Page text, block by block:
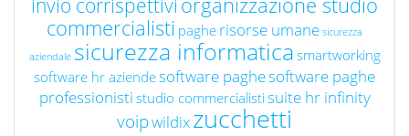
invio corrispettivi
commercialisti paghe risorse umane sicurezza
aziendale sicurezza informatica smartworking
software hr aziendesoftware paghesoftware paghe
professionisti studio commercialisti suite hr infinity
voipwildixzucchetti